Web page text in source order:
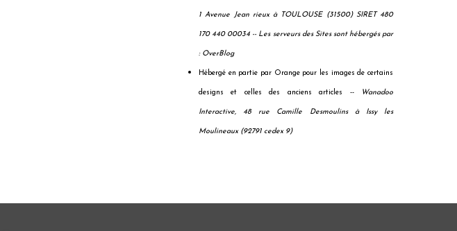
1 Avenue Jean rieux à TOULOUSE (31500) SIRET 480
170 440 00034 -- Les serveurs des Sites sont hébergés par
: OverBlog
Hébergé en partie par Orange pour les images de certains
designs et celles des anciens articles -- Wanadoo
Interactive, 48 rue Camille Desmoulins à Issy les
Moulineaux (92791 cedex 9)